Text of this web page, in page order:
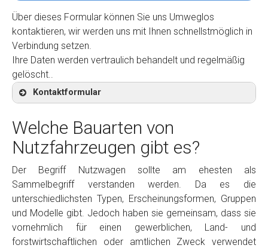
Über dieses Formular können Sie uns Umweglos
kontaktieren, wir werden uns mit Ihnen schnellstmöglich in
Verbindung setzen.
Ihre Daten werden vertraulich behandelt und regelmäßig
gelöscht..
Kontaktformular
Kontaktformular
Marke
Model
Welche Bauarten von
Nutzfahrzeugen gibt es?
Der Begriff Nutzwagen sollte am ehesten als
Sammelbegriff verstanden werden. Da es die
unterschiedlichsten Typen, Erscheinungsformen, Gruppen
und Modelle gibt. Jedoch haben sie gemeinsam, dass sie
vornehmlich für einen gewerblichen, Land- und
forstwirtschaftlichen oder amtlichen Zweck verwendet